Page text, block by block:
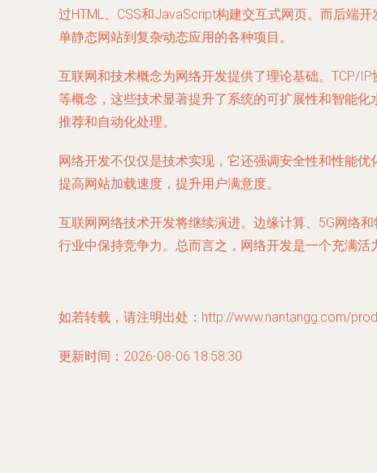
过HTML、CSS和JavaScript构建交互式网页。而后端
单静态网站到复杂动态应用的各种项目。
互联网和技术概念为网络开发提供了理论基础。TCP/
等概念，这些技术显著提升了系统的可扩展性和智能
推荐和自动化处理。
网络开发不仅仅是技术实现，它还强调安全性和性能
提高网站加载速度，提升用户满意度。
互联网网络技术开发将继续演进。边缘计算、5G网络
行业中保持竞争力。总而言之，网络开发是一个充满
如若转载，请注明出处：http://www.nantangg.com/
更新时间：2026-08-06 18:58:30